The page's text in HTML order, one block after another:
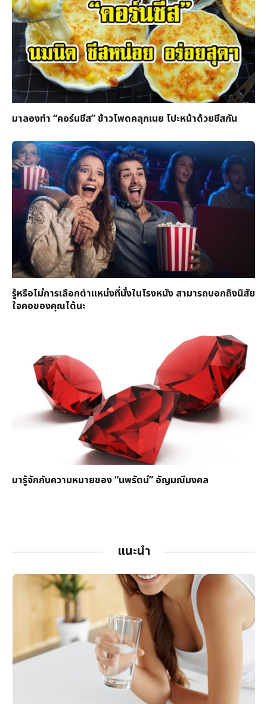
มาลองทำ “คอร์นชีส” ข้าวโพดคลุกเนย โปะหน้าด้วยชีสกัน
รู้หรือไม่การเลือกตำแหน่งที่นั่งในโรงหนัง สามารถบอกถึงนิสัย
ใจคอของคุณได้นะ
มารู้จักกับความหมายของ “นพรัตน์” อัญมณีมงคล
แนะนำ